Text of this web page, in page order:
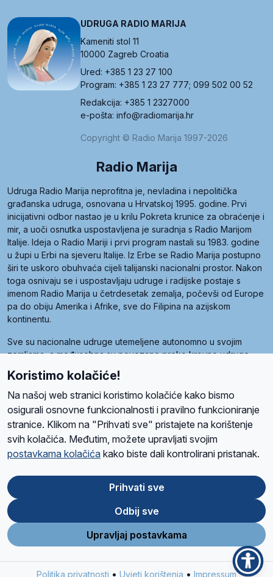
UDRUGA RADIO MARIJA
Kameniti stol 11
10000 Zagreb Croatia
Ured: +385 1 23 27 100
Program: +385 1 23 27 777; 099 502 00 52
Redakcija: +385 1 2327000
e-pošta: info@radiomarija.hr
Copyright © Radio Marija 1997-2026
Radio Marija
Udruga Radio Marija neprofitna je, nevladina i nepolitička
građanska udruga, osnovana u Hrvatskoj 1995. godine. Prvi
inicijativni odbor nastao je u krilu Pokreta krunice za obraćenje i
mir, a uoči osnutka uspostavljena je suradnja s Radio Marijom
Italije. Ideja o Radio Mariji i prvi program nastali su 1983. godine
u župi u Erbi na sjeveru Italije. Iz Erbe se Radio Marija postupno
širi te uskoro obuhvaća cijeli talijanski nacionalni prostor. Nakon
toga osnivaju se i uspostavljaju udruge i radijske postaje s
imenom Radio Marija u četrdesetak zemalja, počevši od Europe
pa do obiju Amerika i Afrike, sve do Filipina na azijskom
kontinentu.
Sve su nacionalne udruge utemeljene autonomno u svojim
zemljama, a međusobna su povezane preko krovne udruge
Radio Maria). Svjetsku obitelj utemeljilo je sedam članica, među
kojima je i hrvatska Udruga Radio Marija.
O namaRadio ProgramVolonteriPrijateljiKontaktPravila privatnosti
Ova stranica je zaštićena Google reCAPTCHA sustavom
Store
Google
Play
Koristimo kolačiće!
Na našoj web stranici koristimo kolačiće kako bismo
osigurali osnovne funkcionalnosti i pravilno funkcioniranje
stranice. Klikom na "Prihvati sve" pristajete na korištenje
svih kolačića. Međutim, možete upravljati svojim
postavkama kolačića kako biste dali kontrolirani pristanak.
Prihvati sve
Odbij sve
Upravljaj postavkama
Politika privatnosti • Uvjeti korištenja • Impressum